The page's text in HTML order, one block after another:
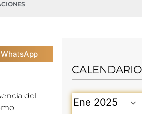
WhatsApp
del
CALENDARIO